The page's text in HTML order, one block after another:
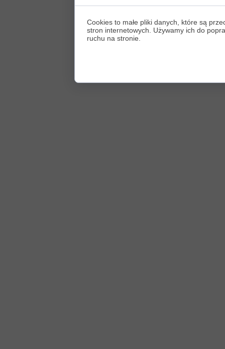
Cookies to małe pliki danych, które są
stron internetowych. Używamy ich do
ruchu na stronie.